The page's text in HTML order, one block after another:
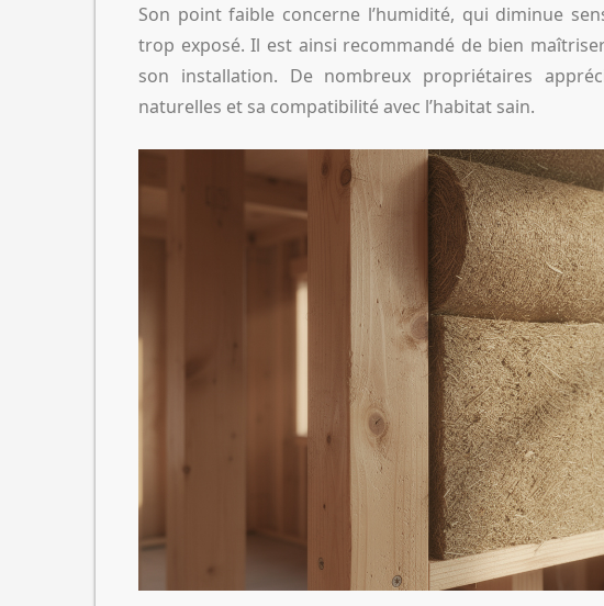
Son point faible concerne l’humidité, qui diminue
trop exposé. Il est ainsi recommandé de bien
son installation. De nombreux propriétaires
naturelles et sa compatibilité avec l’habitat sain.